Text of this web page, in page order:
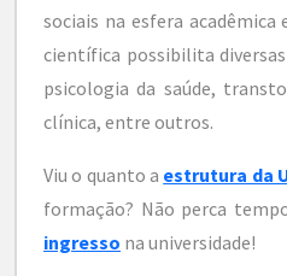
sociais na esfera
científica possibilita
psicologia da saúde,
clínica, entre outros.
Viu o quanto a estrutura da
formação? Não perca
ingresso na universidade!